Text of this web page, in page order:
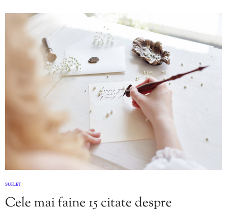
SUFLET
Cele mai faine 15 citate despre